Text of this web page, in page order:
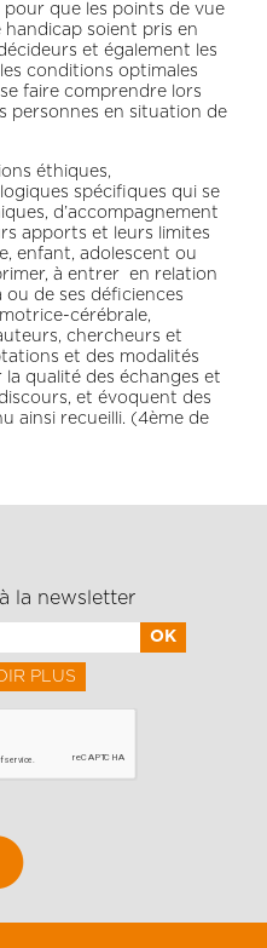
que les points de vue
soient pris en
et également les
conditions optimales
faire comprendre lors
personnes en situation de
éthiques,
spécifiques qui se
d’accompagnement
apports et leurs limites
enfant, adolescent ou
à entrer en relation
de ses déficiences
cérébrale,
chercheurs et
et des modalités
la qualité des échanges et
et évoquent des
ainsi recueilli. (4ème de
la newsletter
PLUS